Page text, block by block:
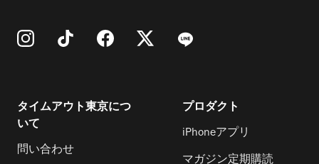
タイムアウト東京につ
いて
問い合わせ
プロダクト
iPhoneアプリ
マガジン定期購読